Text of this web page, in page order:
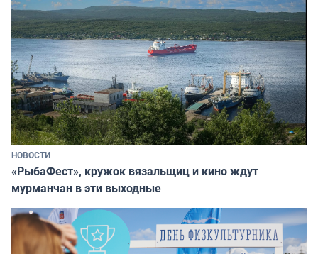
НОВОСТИ
«РыбаФест», кружок вязальщиц и кино ждут
мурманчан в эти выходные